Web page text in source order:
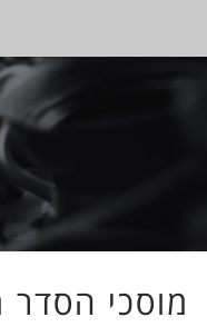
מוסכי הסדר